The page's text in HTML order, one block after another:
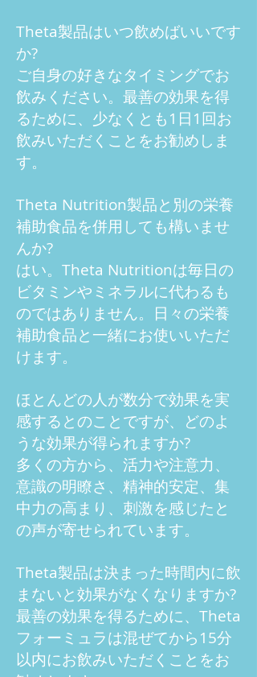
Theta製品はいつ飲めばいいです
か?
ご自身の好きなタイミングでお
飲みください。最善の効果を得
るために、少なくとも1日1回お
飲みいただくことをお勧めしま
す。
Theta Nutrition製品と別の栄養
補助食品を併用しても構いませ
んか?
はい。Theta Nutritionは毎日の
ビタミンやミネラルに代わるも
のではありません。日々の栄養
補助食品と一緒にお使いいただ
けます。
ほとんどの人が数分で効果を実
感するとのことですが、どのよ
うな効果が得られますか?
多くの方から、活力や注意力、
意識の明瞭さ、精神的安定、集
中力の高まり、刺激を感じたと
の声が寄せられています。
Theta製品は決まった時間内に飲
まないと効果がなくなりますか?
最善の効果を得るために、Theta
フォーミュラは混ぜてから15分
以内にお飲みいただくことをお